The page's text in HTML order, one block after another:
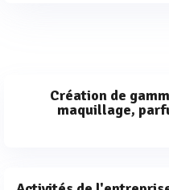
Création de
maquillage,